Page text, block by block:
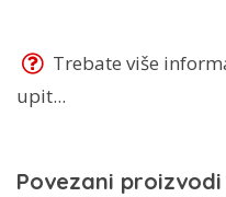
Trebate više
upit...
Povezani proizvodi